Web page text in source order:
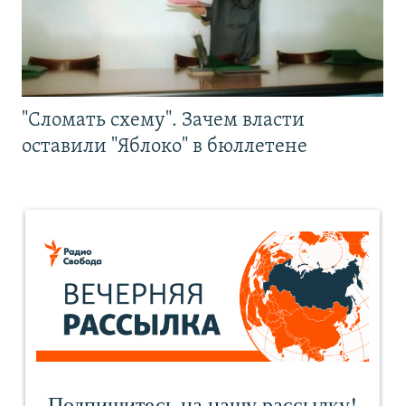
"Сломать схему". Зачем власти
оставили "Яблоко" в бюллетене